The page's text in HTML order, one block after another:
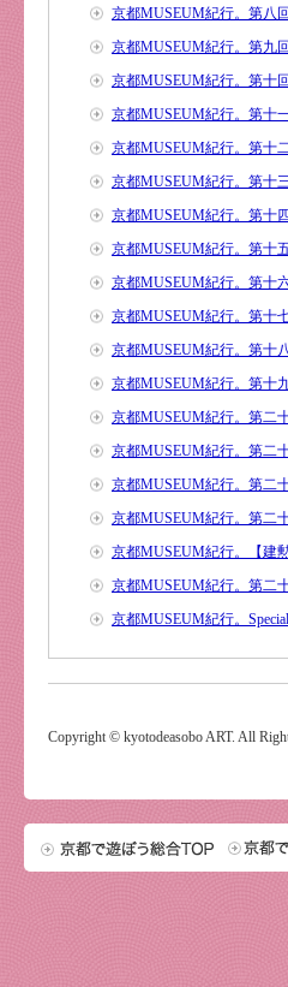
京都MUSEUM紀行。第八
京都MUSEUM紀行。第九
京都MUSEUM紀行。第十
京都MUSEUM紀行。第十
京都MUSEUM紀行。第十
京都MUSEUM紀行。第十
京都MUSEUM紀行。第十
京都MUSEUM紀行。第十
京都MUSEUM紀行。第十
京都MUSEUM紀行。第十
京都MUSEUM紀行。第十
京都MUSEUM紀行。第十
京都MUSEUM紀行。第二
京都MUSEUM紀行。第二
京都MUSEUM紀行。第二
京都MUSEUM紀行。第二
京都MUSEUM紀行。【建勲
京都MUSEUM紀行。第二
京都MUSEUM紀行。
Copyright © kyotodeasobo ART. All